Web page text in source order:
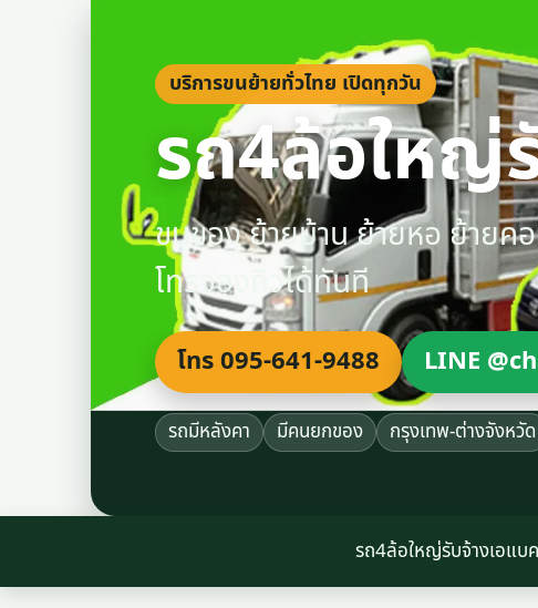
บริการขนย้ายทั่วไทย เปิดทุกวัน
รถ4ล้อใหญ่
ขนของ ย้ายบ้าน ย้ายหอ ย้าย
โทรจองคิวได้ทันที
โทร 095-641-9488 LINE
รถมีหลังคา มีคนยกของ กรุงเทพ-ต่างจังหวัด
รถ4ล้อใหญ่รับจ้างเอแบ